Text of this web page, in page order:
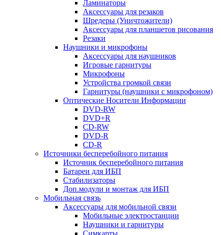
Ламинаторы
Аксессуары для резаков
Шредеры (Уничтожители)
Аксессуары для планшетов рисования
Резаки
Наушники и микрофоны
Аксессуары для наушников
Игровые гарнитуры
Микрофоны
Устройства громкой связи
Гарнитуры (наушники с микрофоном)
Оптические Носители Информации
DVD-RW
DVD+R
CD-RW
DVD-R
CD-R
Источники бесперебойного питания
Источник бесперебойного питания
Батареи для ИБП
Стабилизаторы
Доп.модули и монтаж для ИБП
Мобильная связь
Аксессуары для мобильной связи
Мобильные электростанции
Наушники и гарнитуры
Симкарты